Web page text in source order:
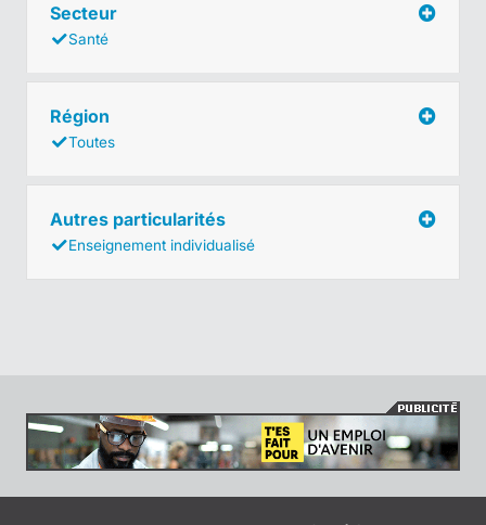
Secteur
Santé
Région
Toutes
Autres particularités
Enseignement individualisé